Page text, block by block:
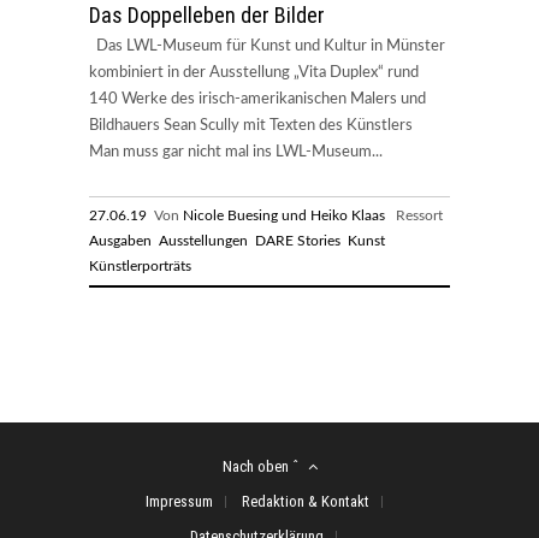
Das Doppelleben der Bilder
Das LWL-Museum für Kunst und Kultur in Münster
kombiniert in der Ausstellung „Vita Duplex“ rund
140 Werke des irisch-amerikanischen Malers und
Bildhauers Sean Scully mit Texten des Künstlers
Man muss gar nicht mal ins LWL-Museum...
27.06.19 Von Nicole Buesing und Heiko Klaas Ressort
Ausgaben Ausstellungen DARE Stories Kunst
Künstlerporträts
Nach oben ˆ
Impressum
Redaktion & Kontakt